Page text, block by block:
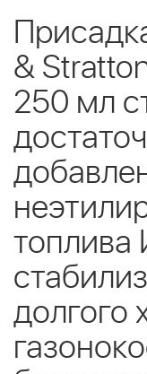
&
250 мл
долгого